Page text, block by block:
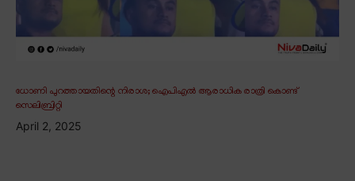
ധോണി പുറത്തായതിന്റെ നിരാശ; ഐപിഎൽ ആരാധിക രാത്രി കൊണ്ട്
സെലിബ്രിറ്റി
April 2, 2025